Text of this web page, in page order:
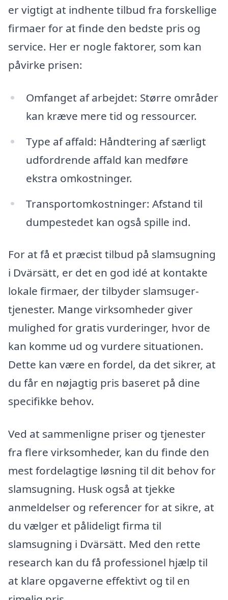
er vigtigt at indhente tilbud fra forskellige
firmaer for at finde den bedste pris og
service. Her er nogle faktorer, som kan
påvirke prisen:
Omfanget af arbejdet: Større områder
kan kræve mere tid og ressourcer.
Type af affald: Håndtering af særligt
udfordrende affald kan medføre
ekstra omkostninger.
Transportomkostninger: Afstand til
dumpestedet kan også spille ind.
For at få et præcist tilbud på slamsugning
i Dvärsätt, er det en god idé at kontakte
lokale firmaer, der tilbyder slamsuger-
tjenester. Mange virksomheder giver
mulighed for gratis vurderinger, hvor de
kan komme ud og vurdere situationen.
Dette kan være en fordel, da det sikrer, at
du får en nøjagtig pris baseret på dine
specifikke behov.
Ved at sammenligne priser og tjenester
fra flere virksomheder, kan du finde den
mest fordelagtige løsning til dit behov for
slamsugning. Husk også at tjekke
anmeldelser og referencer for at sikre, at
du vælger et pålideligt firma til
slamsugning i Dvärsätt. Med den rette
research kan du få professionel hjælp til
at klare opgaverne effektivt og til en